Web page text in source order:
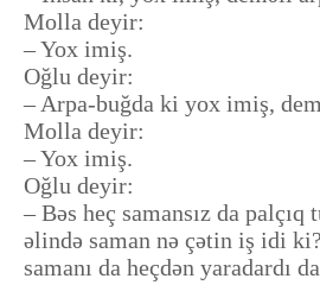
Molla deyir:
– Yox imiş.
Oğlu deyir:
– Arpa-buğda ki yox imiş,
Molla deyir:
– Yox imiş.
Oğlu deyir:
– Bəs heç samansız da
əlində saman nə çətin iş idi
samanı da heçdən yaradardı